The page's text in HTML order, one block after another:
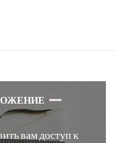
вам доступ к